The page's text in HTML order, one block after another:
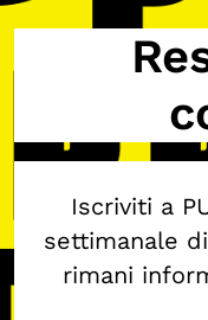
Master e
Iscriviti a
settimanale
rimani